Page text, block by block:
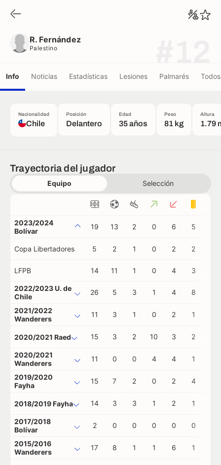
R. Fernández
Palestino
Info Noticias Estadísticas Lesiones Palmarés
Nacionalidad
Chile
Posición
Delantero
Edad
35 años
Peso
81 kg
Altura
1.79
Trayectoria del jugador
Equipo Selección
2023/2024
Bolívar
19 13 2 0 6 5
Copa Libertadores 5 2 1 0 2 2
LFPB 14 11 1 0 4 3
2022/2023 U. de
Chile
26 5 3 1 4 8
2021/2022
Wanderers
11 3 1 0 2 1
2020/2021 Raed 15 3 2 10 3 2
2020/2021
Wanderers
11 0 0 4 4 1
2019/2020
Fayha
15 7 2 0 2 4
2018/2019 Fayha 14 3 3 1 2 1
2017/2018
Bolívar
2 0 0 0 0 0
2015/2016
Wanderers
17 8 1 1 6 1